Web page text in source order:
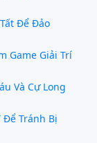
Để Đảo
Game Giải Trí
Và Cự Long
Để Tránh Bị